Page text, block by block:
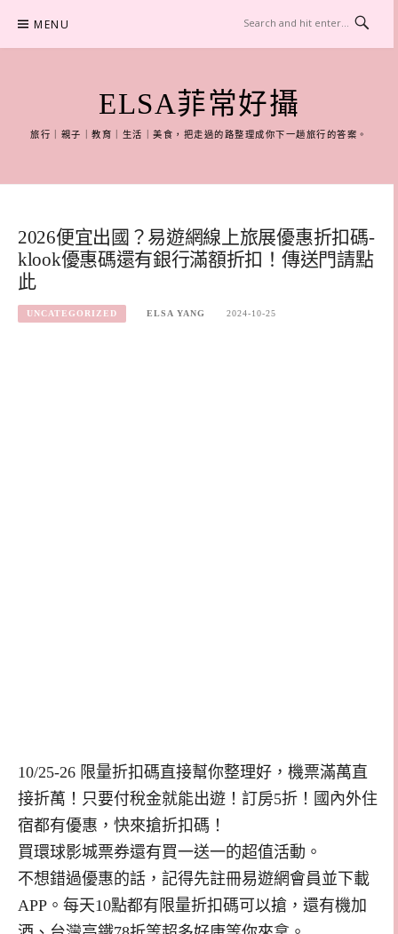
content
MENU
ELSA菲常好攝
旅行｜親子｜教育｜生活｜美食，把走過的路整理成你下一趟旅行的答案。
2026便宜出國？易遊網線上旅展優惠折扣碼-
klook優惠碼還有銀行滿額折扣！傳送門請點
此
UNCATEGORIZED ELSA YANG 2024-10-25
10/25-26 限量折扣碼直接幫你整理好，機票滿萬直
接折萬！只要付稅金就能出遊！訂房5折！國內外住
宿都有優惠，快來搶折扣碼！
買環球影城票券還有買一送一的超值活動。
不想錯過優惠的話，記得先註冊易遊網會員並下載
APP。每天10點都有限量折扣碼可以搶，還有機加